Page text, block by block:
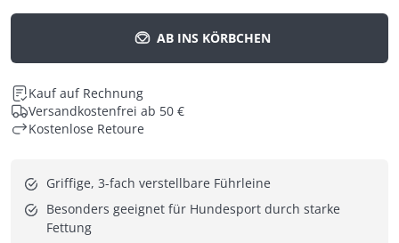
AB INS KÖRBCHEN
Kauf auf Rechnung
Versandkostenfrei ab 50 €
Kostenlose Retoure
Griffige, 3-fach verstellbare Führleine
Besonders geeignet für Hundesport durch starke
Fettung